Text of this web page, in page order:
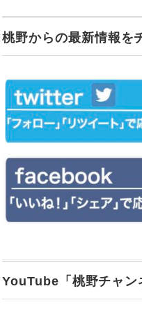
桃野からの最新情報を
YouTube「桃野チャン